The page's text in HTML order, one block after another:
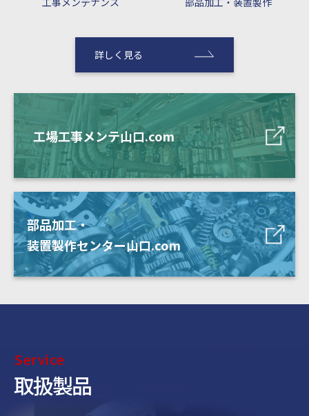
詳しく見る
工場工事メンテ山口.com
部品加工・
装置製作センター山口.com
Service
取扱製品